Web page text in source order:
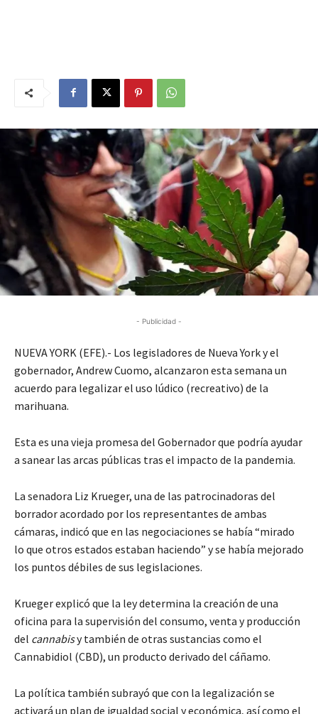
- Publicidad -
NUEVA YORK (EFE).- Los legisladores de Nueva York y el
gobernador, Andrew Cuomo, alcanzaron esta semana un
acuerdo para legalizar el uso lúdico (recreativo) de la
marihuana.
Esta es una vieja promesa del Gobernador que podría ayudar
a sanear las arcas públicas tras el impacto de la pandemia.
La senadora Liz Krueger, una de las patrocinadoras del
borrador acordado por los representantes de ambas
cámaras, indicó que en las negociaciones se había “mirado
lo que otros estados estaban haciendo” y se había mejorado
los puntos débiles de sus legislaciones.
Krueger explicó que la ley determina la creación de una
oficina para la supervisión del consumo, venta y producción
del cannabisy también de otras sustancias como el
Cannabidiol (CBD), un producto derivado del cáñamo.
La política también subrayó que con la legalización se
activará un plan de igualdad social y económica, así como el